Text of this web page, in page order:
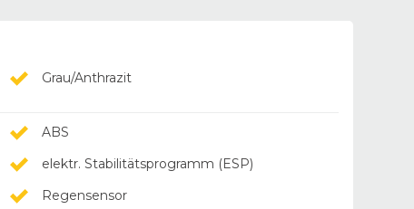
Grau/Anthrazit
ABS
elektr. Stabilitätsprogramm (ESP)
Regensensor